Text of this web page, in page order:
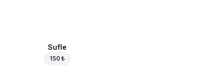
Sufle
150 ₺